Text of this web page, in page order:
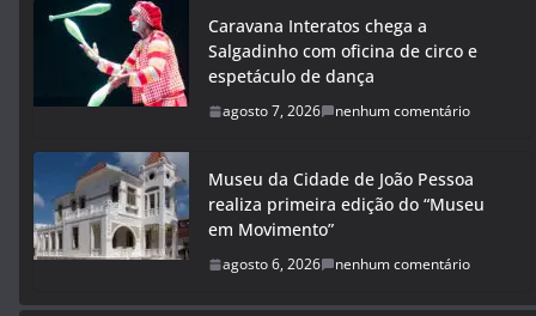
Caravana Interatos chega a
Salgadinho com oficina de circo e
espetáculo de dança
agosto 7, 2026 nenhum comentário
Museu da Cidade de João Pessoa
realiza primeira edição do “Museu
em Movimento”
agosto 6, 2026 nenhum comentário